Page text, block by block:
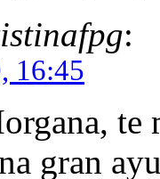
:
16:45
te
gran